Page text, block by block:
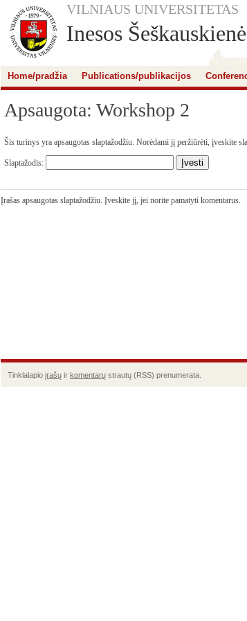
VILNIAUS UNIVERSITETAS
Inesos
Home/pradžia Publications/publikacijos
Apsaugota: Workshop 2
Šis turinys yra apsaugotas slaptažodžiu. Norėdami jį peržiūrėti, įveskite
Slaptažodis:
Įrašas apsaugotas slaptažodžiu. Įveskite jį, jei norite pamatyti komentarus.
Tinklalapio įrašų ir komentarų strautų (RSS) prenumerata.